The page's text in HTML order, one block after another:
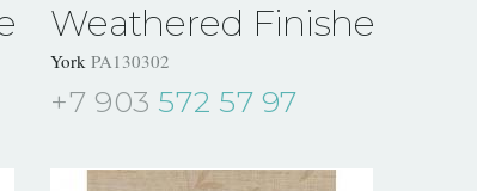
Weathered Finishes
York PA130302
+7 903 572 57 97